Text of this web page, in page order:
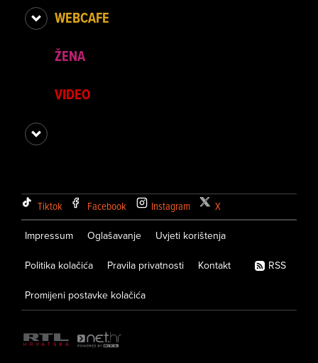
WEBCAFE
ŽENA
VIDEO
Tiktok Facebook Instagram X
Impressum Oglašavanje Uvjeti korištenja
Politika kolačića Pravila privatnosti Kontakt
Promijeni postavke kolačića
RSS